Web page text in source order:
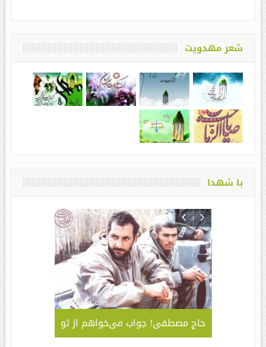
شعر مهدویت
با شهدا
جلوه
سبک و
حاج مصطفی! جواب می‌خواهم از تو
– کاربردی
مهدی ” /